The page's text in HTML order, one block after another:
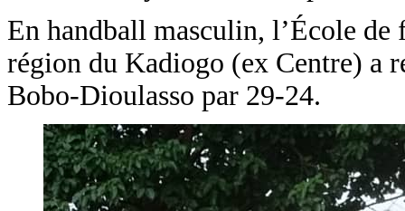
En handball masculin, l’École
région du Kadiogo (ex Centre) a
Bobo-Dioulasso par 29-24.